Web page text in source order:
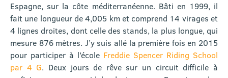
Espagne, sur la côte méditerranéenne. Bâti en 1999, il
fait une longueur de 4,005 km et comprend 14 virages et
4 lignes droites, dont celle des stands, la plus longue, qui
mesure 876 mètres. J’y suis allé la première fois en 2015
pour participer à l’école Freddie Spencer Riding School
par 4 G. Deux jours de rêve sur un circuit difficile à